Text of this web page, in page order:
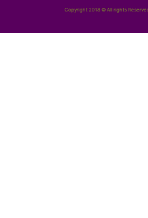
Copyright 2018 © All rights